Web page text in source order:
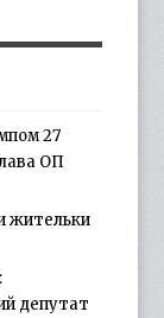
27
ОП
жительки
депутат